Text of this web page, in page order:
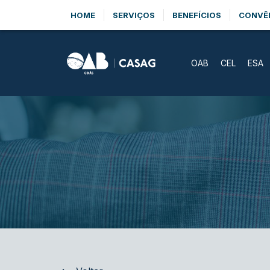
HOME SERVIÇOS BENEFÍCIOS
OAB CEL ESA